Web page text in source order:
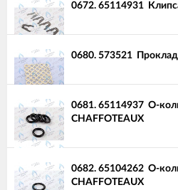
0672. 65114931
0680. 573521
0681. 65114937 О-
CHAFFOTEAUX
0682. 65104262 О-
CHAFFOTEAUX